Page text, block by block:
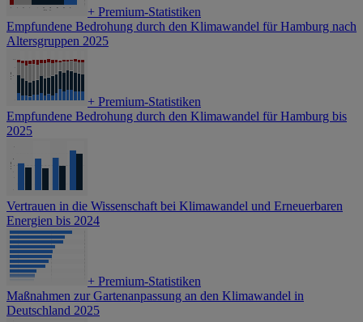
+ Premium-Statistiken
Empfundene Bedrohung durch den Klimawandel für Hamburg nach
Altersgruppen 2025
+ Premium-Statistiken
Empfundene Bedrohung durch den Klimawandel für Hamburg bis
2025
Vertrauen in die Wissenschaft bei Klimawandel und Erneuerbaren
Energien bis 2024
+ Premium-Statistiken
Maßnahmen zur Gartenanpassung an den Klimawandel in
Deutschland 2025